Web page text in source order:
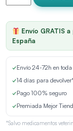
Diets
Sensitive
Gato
cantidad
Envío GRATIS
España
✓Envío 24-72h en
✓14 días para
✓Pago 100% seguro
✓Premiada Mejor
*Salvo medicamentos